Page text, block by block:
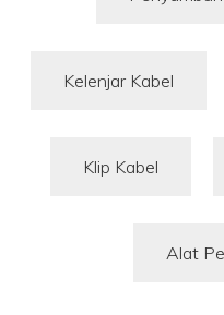
Kelenjar Kabel
Klip Kabel
Alat